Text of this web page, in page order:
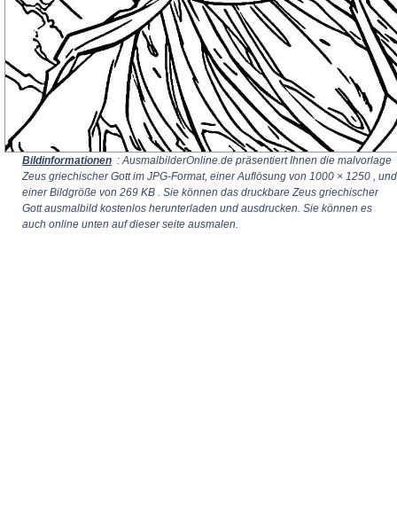
Bildinformationen : AusmalbilderOnline.de präsentiert Ihnen die malvorlage
Zeus griechischer Gott im JPG-Format, einer Auflösung von 1000 × 1250 , und
einer Bildgröße von 269 KB . Sie können das druckbare Zeus griechischer
Gott ausmalbild kostenlos herunterladen und ausdrucken. Sie können es
auch online unten auf dieser seite ausmalen.